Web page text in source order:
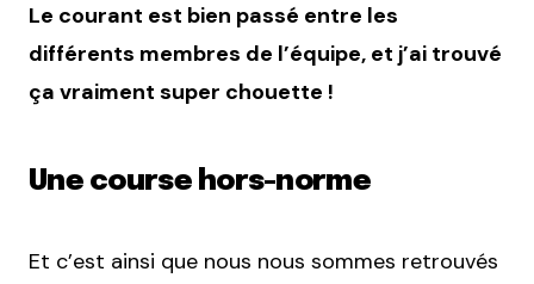
Le courant est bien passé entre les
différents membres de l’équipe, et j’ai trouvé
ça vraiment super chouette !
Une course hors-norme
Et c’est ainsi que nous nous sommes retrouvés